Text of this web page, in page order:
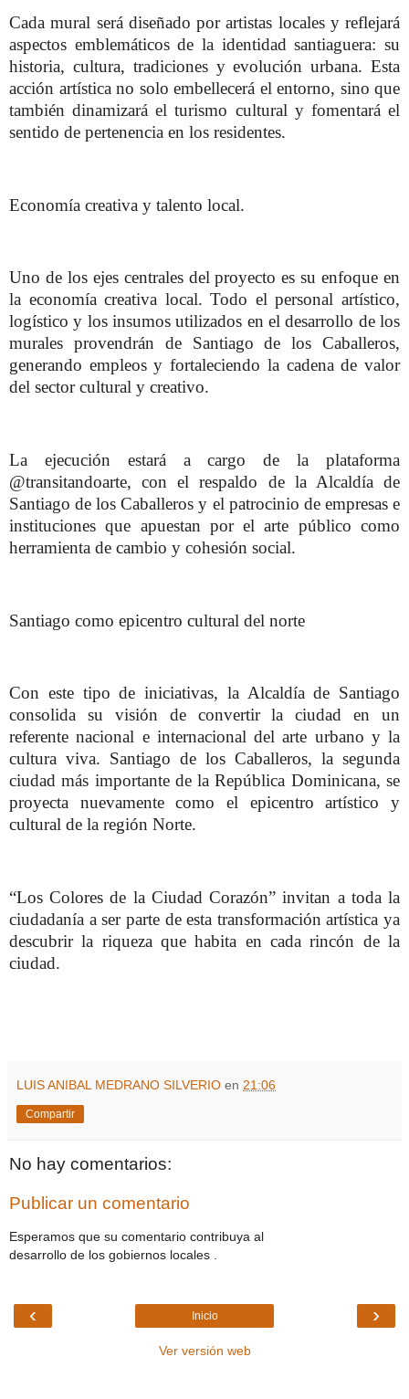
Cada mural será diseñado por artistas locales y reflejará
aspectos emblemáticos de la identidad santiaguera: su
historia, cultura, tradiciones y evolución urbana. Esta
acción artística no solo embellecerá el entorno, sino que
también dinamizará el turismo cultural y fomentará el
sentido de pertenencia en los residentes.
Economía creativa y talento local.
Uno de los ejes centrales del proyecto es su enfoque en
la economía creativa local. Todo el personal artístico,
logístico y los insumos utilizados en el desarrollo de los
murales provendrán de Santiago de los Caballeros,
generando empleos y fortaleciendo la cadena de valor
del sector cultural y creativo.
La ejecución estará a cargo de la plataforma
@transitandoarte, con el respaldo de la Alcaldía de
Santiago de los Caballeros y el patrocinio de empresas e
instituciones que apuestan por el arte público como
herramienta de cambio y cohesión social.
Santiago como epicentro cultural del norte
Con este tipo de iniciativas, la Alcaldía de Santiago
consolida su visión de convertir la ciudad en un
referente nacional e internacional del arte urbano y la
cultura viva. Santiago de los Caballeros, la segunda
ciudad más importante de la República Dominicana, se
proyecta nuevamente como el epicentro artístico y
cultural de la región Norte.
“Los Colores de la Ciudad Corazón” invitan a toda la
ciudadanía a ser parte de esta transformación artística ya
descubrir la riqueza que habita en cada rincón de la
ciudad.
LUIS ANIBAL MEDRANO SILVERIO en 21:06
Compartir
No hay comentarios:
Publicar un comentario
Esperamos que su comentario contribuya al
desarrollo de los gobiernos locales .
‹ ›
Inicio
Ver versión web